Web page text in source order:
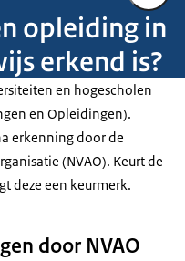
opleiding in
erkend is?
en hogescholen
en Opleidingen).
erkenning door de
(NVAO). Keurt de
deze een keurmerk.
door NVAO